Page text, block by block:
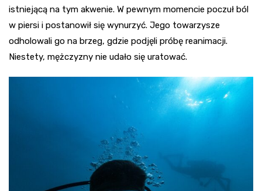
istniejącą na tym akwenie. W pewnym momencie poczuł ból
w piersi i postanowił się wynurzyć. Jego towarzysze
odholowali go na brzeg, gdzie podjęli próbę reanimacji.
Niestety, mężczyzny nie udało się uratować.